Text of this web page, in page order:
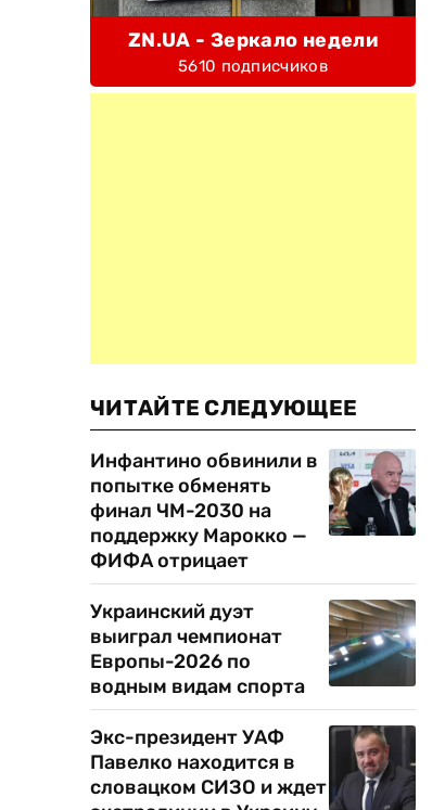
ZN.UA - Зеркало недели
5610 подписчиков
ЧИТАЙТЕ СЛЕДУЮЩЕЕ
Инфантино обвинили в
попытке обменять
финал ЧМ-2030 на
поддержку Марокко —
ФИФА отрицает
Украинский дуэт
выиграл чемпионат
Европы-2026 по
водным видам спорта
Экс-президент УАФ
Павелко находится в
словацком СИЗО и ждет